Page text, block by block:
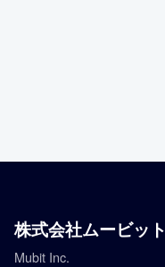
株式会社ムービット
Mubit Inc.